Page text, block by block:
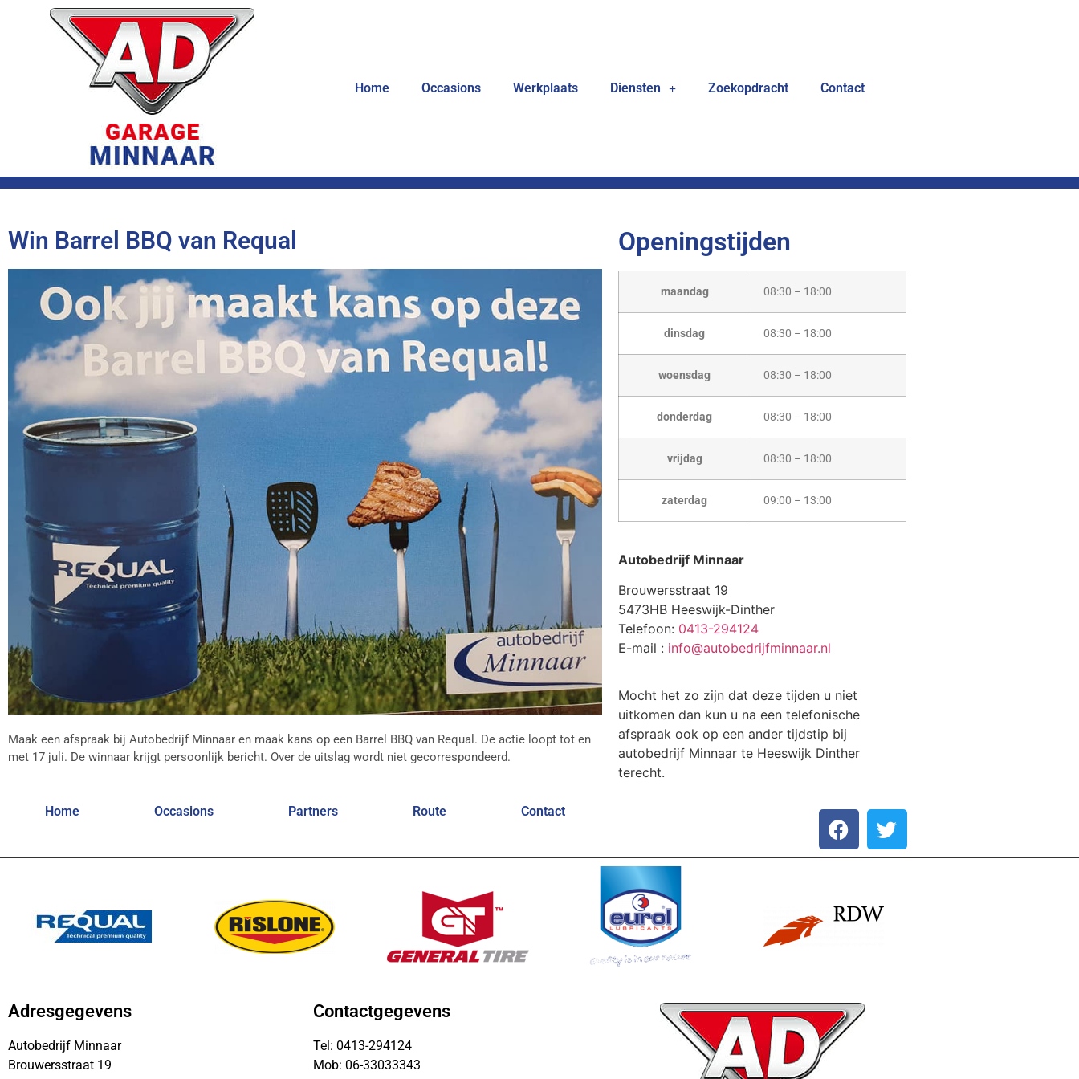
Home Occasions Werkplaats Diensten Zoekopdracht Contact
Win Barrel BBQ van Requal
Maak een afspraak bij Autobedrijf Minnaar en maak kans op een Barrel BBQ van Requal. De actie loopt tot en
met 17 juli. De winnaar krijgt persoonlijk bericht. Over de uitslag wordt niet gecorrespondeerd.
Home Occasions Partners Route Contact
Openingstijden
maandag 08:30 – 18:00
dinsdag 08:30 – 18:00
woensdag 08:30 – 18:00
donderdag 08:30 – 18:00
vrijdag 08:30 – 18:00
zaterdag 09:00 – 13:00
Autobedrijf Minnaar
Brouwersstraat 19
5473HB Heeswijk-Dinther
Telefoon: 0413-294124
E-mail : info@autobedrijfminnaar.nl
Mocht het zo zijn dat deze tijden u niet
uitkomen dan kun u na een telefonische
afspraak ook op een ander tijdstip bij
autobedrijf Minnaar te Heeswijk Dinther
terecht.
Adresgegevens
Autobedrijf Minnaar
Brouwersstraat 19
Contactgegevens
Tel: 0413-294124
Mob: 06-33033343